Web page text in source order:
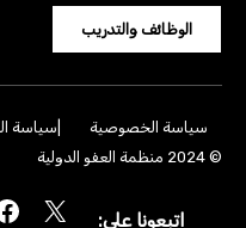
الوظائف والتدريب
سياسة الخصوصية سياسة
© 2024 منظمة العفو الدولية
اتبعونا على: X
Facebook